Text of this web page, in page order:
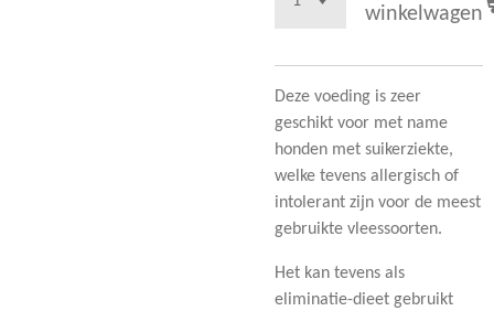
winkelwagen
Deze voeding is zeer
geschikt voor met name
honden met suikerziekte,
welke tevens allergisch of
intolerant zijn voor de meest
gebruikte vleessoorten.
Het kan tevens als
eliminatie-dieet gebruikt